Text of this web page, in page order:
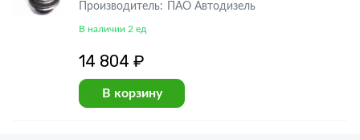
Производитель: ПАО Автодизель
В наличии 2 ед
14 804 ₽
В корзину